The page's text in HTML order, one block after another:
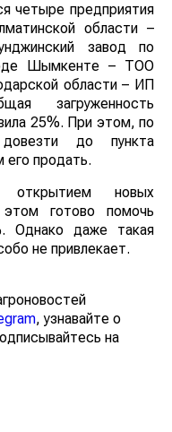
четыре предприятия
области –
завод по
Шымкенте – ТОО
области – ИП
загруженность
25%. При этом, по
до пункта
продать.
новых
готово помочь
Однако даже такая
не привлекает.
, узнавайте о
на